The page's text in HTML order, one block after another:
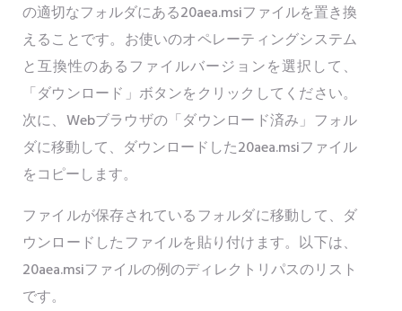
の適切なフォルダにある20aea.msiファイルを置き換
えることです。お使いのオペレーティングシステム
と互換性のあるファイルバージョンを選択して、
「ダウンロード」ボタンをクリックしてください。
次に、Webブラウザの「ダウンロード済み」フォル
ダに移動して、ダウンロードした20aea.msiファイル
をコピーします。
ファイルが保存されているフォルダに移動して、ダ
ウンロードしたファイルを貼り付けます。以下は、
20aea.msiファイルの例のディレクトリパスのリスト
です。